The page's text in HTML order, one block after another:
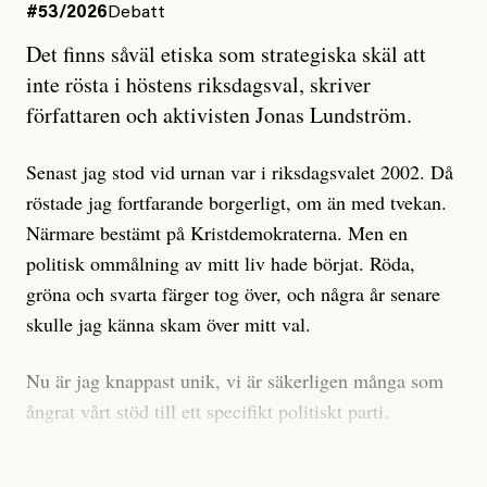
Artikeln undersöker inte, som ETC påstår, ”vad som
är sant, vad som är rykten”, utan den bidrar bara till
ännu mer ryktesspridning. Det finns inte ett enda bevis
misstänkta personen är en infiltratör. Det som läsaren
får veta är att personen har ändrat sina politiska åsikter
under åren, att den har raderat tidigare innehåll på sina
sociala medier, att artikelns författare inte förstår sig
på personens ekonomi och att det tydligen finns
anonyma röster inom rörelsen som säger saker som
anses vara anledningar att titta närmare på personen,
men ingenting av detta är tillräckligt för att hänga ut
#53/2026 Debatt
Det finns såväl etiska som strategiska skäl att
inte rösta i höstens riksdagsval, skriver
författaren och aktivisten Jonas Lundström.
Senast jag stod vid urnan var i riksdagsvalet 2002. Då
röstade jag fortfarande borgerligt, om än med tvekan.
Närmare bestämt på Kristdemokraterna. Men en
politisk ommålning av mitt liv hade börjat. Röda,
gröna och svarta färger tog över, och några år senare
skulle jag känna skam över mitt val.
Nu är jag knappast unik, vi är säkerligen många som
ångrat vårt stöd till ett specifikt politiskt parti.